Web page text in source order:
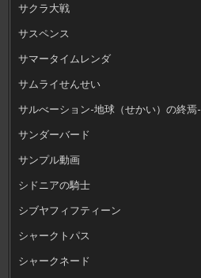
サクラ大戦
サスペンス
サマータイムレンダ
サムライせんせい
サルべーション-地球（せかい）の終焉-
サンダーバード
サンプル動画
シドニアの騎士
シブヤフィフティーン
シャークトパス
シャークネード